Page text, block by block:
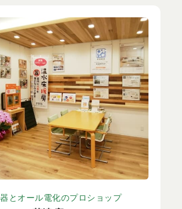
とオール電化のプロショップ